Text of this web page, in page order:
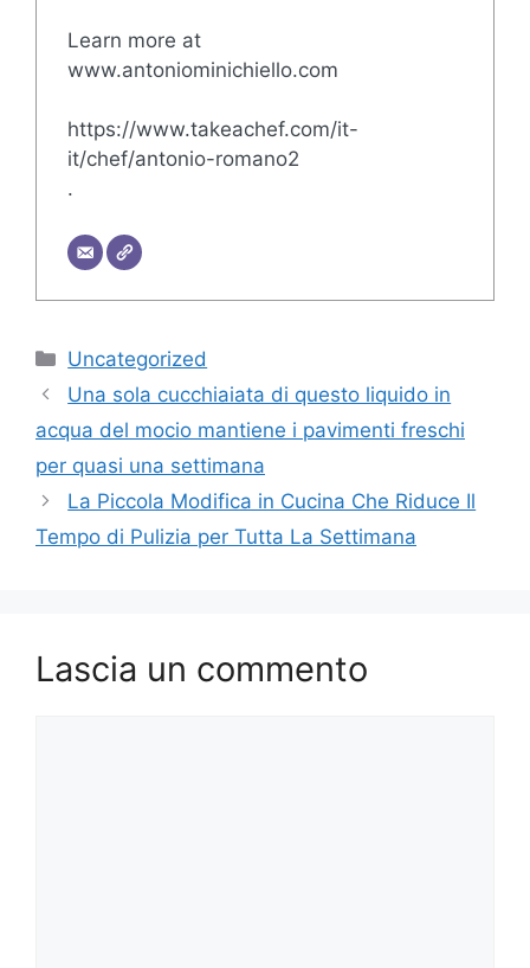
Learn more at
www.antoniominichiello.com
https://www.takeachef.com/it-
it/chef/antonio-romano2
.
Categorie
Uncategorized
Una sola cucchiaiata di questo liquido in
acqua del mocio mantiene i pavimenti freschi
per quasi una settimana
La Piccola Modifica in Cucina Che Riduce Il
Tempo di Pulizia per Tutta La Settimana
Lascia un commento